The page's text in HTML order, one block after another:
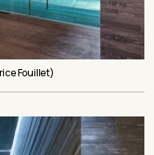
Fouillet)